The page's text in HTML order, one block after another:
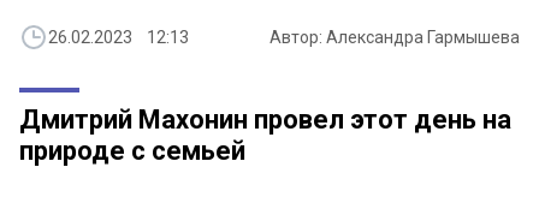
26.02.2023 12:13 Автор: Александра Гармышева
Дмитрий Махонин провел этот день на
природе с семьей